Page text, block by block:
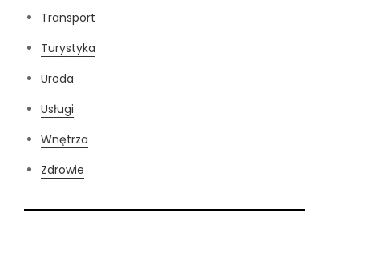
Transport
Turystyka
Uroda
Usługi
Wnętrza
Zdrowie